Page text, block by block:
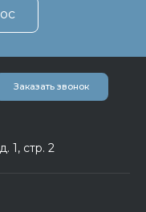
Заказать звонок
1, стр. 2